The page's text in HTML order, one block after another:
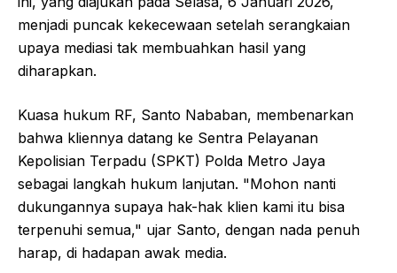
menjadi puncak kekecewaan setelah serangkaian
upaya mediasi tak membuahkan hasil yang
diharapkan.
Kuasa hukum RF, Santo Nababan, membenarkan
bahwa kliennya datang ke Sentra Pelayanan
Kepolisian Terpadu (SPKT) Polda Metro Jaya
sebagai langkah hukum lanjutan. "Mohon nanti
dukungannya supaya hak-hak klien kami itu bisa
terpenuhi semua," ujar Santo, dengan nada penuh
harap, di hadapan awak media.